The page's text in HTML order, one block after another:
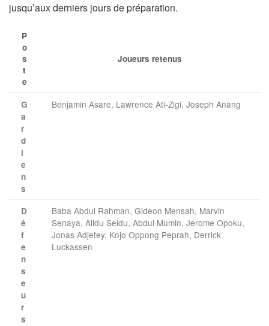
jusqu’aux derniers jours de préparation.
P
o
s
t
e
Joueurs retenus
G
a
r
d
i
e
n
s
Benjamin Asare, Lawrence Ati-Zigi, Joseph Anang
D
é
f
e
n
s
e
u
r
s
Baba Abdul Rahman, Gideon Mensah, Marvin
Senaya, Alidu Seidu, Abdul Mumin, Jerome Opoku,
Jonas Adjetey, Kojo Oppong Peprah, Derrick
Luckassen